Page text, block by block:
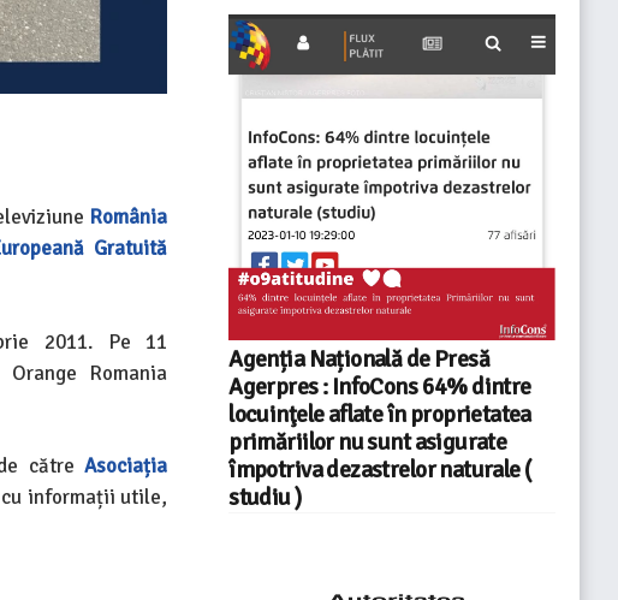
România
Gratuită
2011. Pe 11
Romania
cătreAsociația
cu informații utile,
Agenția Națională de Presă
Agerpres : InfoCons 64% dintre
locuinţele aflate în proprietatea
primăriilor nu sunt asigurate
împotriva dezastrelor naturale (
studiu )